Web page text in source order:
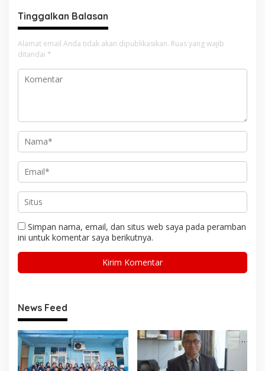
Tinggalkan Balasan
Alamat email Anda tidak akan dipublikasikan. Ruas yang wajib
ditandai *
Simpan nama, email, dan situs web saya pada peramban
ini untuk komentar saya berikutnya.
News Feed